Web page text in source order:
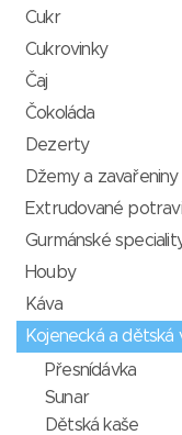
Cukr
Cukrovinky
Čaj
Čokoláda
Dezerty
Džemy a zavařeniny
Extrudované
Gurmánské
Houby
Káva
Kojenecká a dětská
Přesnídávka
Sunar
Dětská kaše